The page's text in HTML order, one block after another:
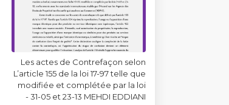
Les actes de Contrefaçon selon
L’article 155 de la loi 17-97 telle que
modifiée et complétée par la loi
31-05 et 23-13 MEHDI EDDIANI -